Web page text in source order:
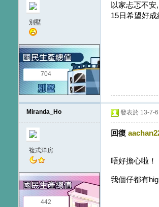
別墅
704
以家忐忑不
15日希望好
Miranda_Ho
複式洋房
442
發表於 13-7-
回復
唔好擔心啦
我個仔都有